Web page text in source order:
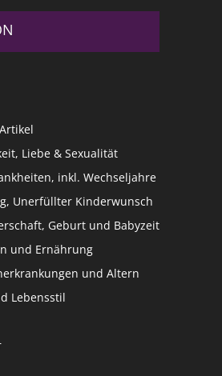
Liebe & Sexualität
inkl. Wechseljahre
Unerfüllter Kinderwunsch
Geburt und Babyzeit
und Ernährung
und Altern
Lebensstil